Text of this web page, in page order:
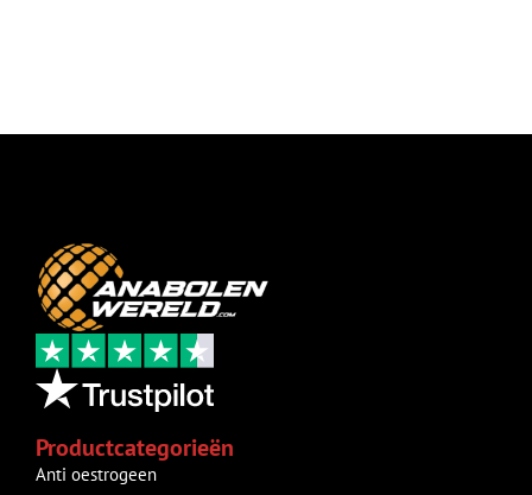
Productcategorieën
Anti oestrogeen